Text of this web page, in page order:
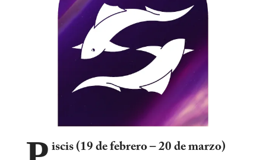
iscis (19 de febrero – 20 de marzo)